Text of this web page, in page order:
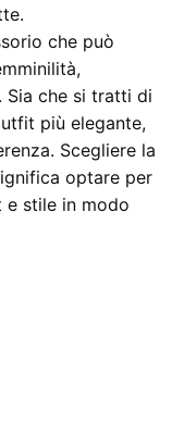
che può
Sia che si tratti di
più elegante,
Scegliere la
optare per
e stile in modo